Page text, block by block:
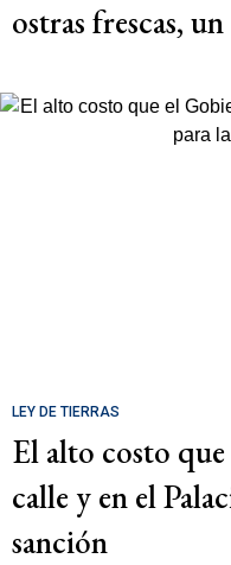
ostras frescas,
LEY DE TIERRAS
El alto costo
calle y en el
sanción